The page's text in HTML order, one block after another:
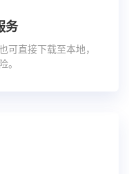
务
可直接下载至本地，
。